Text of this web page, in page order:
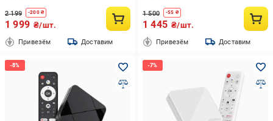
2 199 -200₴
1 999 ₴/шт.
Привезём Доставим
1 500 -55 ₴
1 445 ₴/шт.
Привезём Доставим